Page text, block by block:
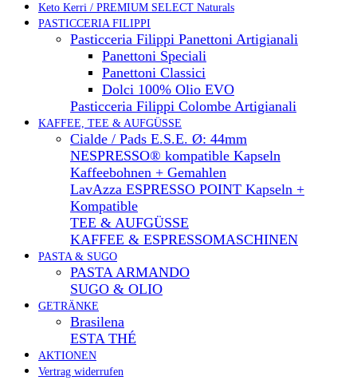
Keto Kerri / PREMIUM SELECT Naturals
PASTICCERIA FILIPPI
Pasticceria Filippi Panettoni Artigianali
Panettoni Speciali
Panettoni Classici
Dolci 100% Olio EVO
Pasticceria Filippi Colombe Artigianali
KAFFEE, TEE & AUFGÜSSE
Cialde / Pads E.S.E. Ø: 44mm
NESPRESSO® kompatible Kapseln
Kaffeebohnen + Gemahlen
LavAzza ESPRESSO POINT Kapseln +
Kompatible
TEE & AUFGÜSSE
KAFFEE & ESPRESSOMASCHINEN
PASTA & SUGO
PASTA ARMANDO
SUGO & OLIO
GETRÄNKE
Brasilena
ESTA THÉ
AKTIONEN
Vertrag widerrufen